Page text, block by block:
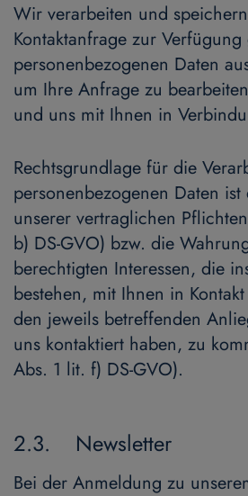
Wir verarbeiten und
Kontaktanfrage zur Verfügung
personenbezogenen Daten
um Ihre Anfrage zu
und uns mit Ihnen in
Rechtsgrundlage für die
personenbezogenen Daten
unserer vertraglichen
b) DS-GVO) bzw. die
berechtigten Interessen, die
bestehen, mit Ihnen in
den jeweils betreffenden
uns kontaktiert haben, zu
Abs. 1 lit. f) DS-GVO).
2.3. Newsletter
Bei der Anmeldung zu